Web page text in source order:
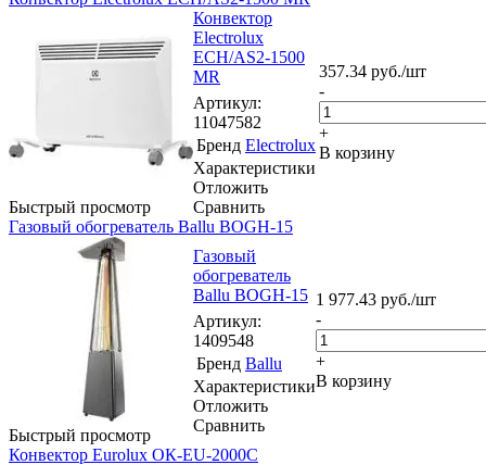
Быстрый просмотр
Конвектор
Electrolux
ECH/AS2-1500
MR
Артикул:
11047582
Бренд Electrolux
Характеристики
Отложить
Сравнить
357.34 руб./шт
-
+
В корзину
Газовый обогреватель Ballu BOGH-15
Быстрый просмотр
Газовый
обогреватель
Ballu BOGH-15
Артикул:
1409548
Бренд Ballu
Характеристики
Отложить
Сравнить
1 977.43 руб./шт
-
+
В корзину
Конвектор Eurolux ОК-EU-2000C